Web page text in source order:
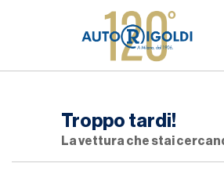
Troppo tardi!
La vettura che stai